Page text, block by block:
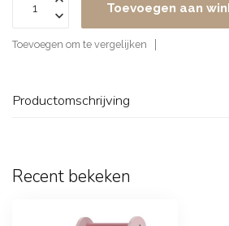
Toevoegen aan
Toevoegen om te vergelijken
Productomschrijving
Recent bekeken